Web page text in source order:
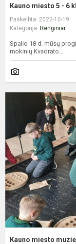
Kauno miesto 5 - 6
Paskelbta: 2022-10-19
Kategorija: Renginiai
Spalio 18 d. mūsų
mokinių Kvadrato...
Kauno miesto